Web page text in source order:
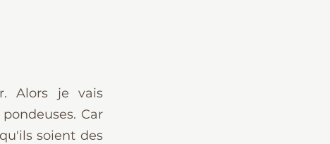
Alors je vais
Car
soient des